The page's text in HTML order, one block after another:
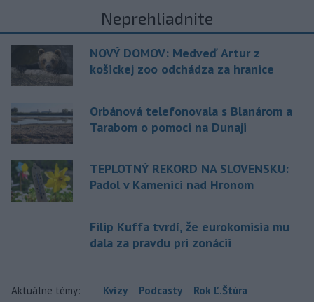
Neprehliadnite
NOVÝ DOMOV: Medveď Artur z
košickej zoo odchádza za hranice
Orbánová telefonovala s Blanárom a
Tarabom o pomoci na Dunaji
TEPLOTNÝ REKORD NA SLOVENSKU:
Padol v Kamenici nad Hronom
Filip Kuffa tvrdí, že eurokomisia mu
dala za pravdu pri zonácii
Aktuálne témy: Kvízy Podcasty Rok Ľ.Štúra